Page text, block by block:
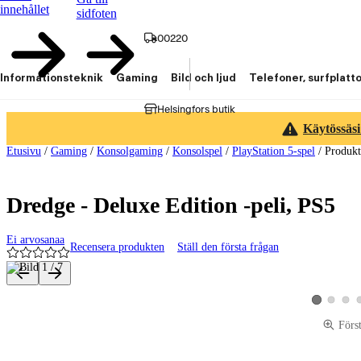
innehållet
sidfoten
00220
Helsingfors butik
Informationsteknik Gaming Bild och ljud Telefoner,
Etusivu / Gaming / Konsolgaming / Konsolspel / PlayStation 5-spel /
Dredge - Deluxe Edition -peli, PS5
Ei arvosanaa
Recensera produkten Ställ den första frågan
Produktbilder och videor
VisaVisa Visa